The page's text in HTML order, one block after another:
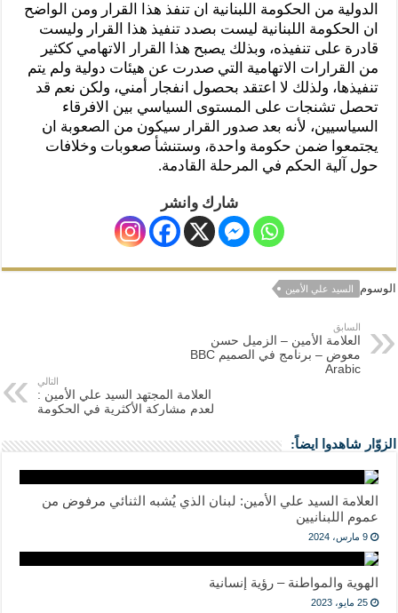
الدولية من الحكومة اللبنانية ان تنفذ هذا القرار ومن الواضح
ان الحكومة اللبنانية ليست بصدد تنفيذ هذا القرار وليست
قادرة على تنفيذه، وبذلك يصبح هذا القرار الاتهامي ككثير
من القرارات الاتهامية التي صدرت عن هيئات دولية ولم يتم
تنفيذها، ولذلك لا اعتقد بحصول انفجار أمني، ولكن نعم قد
تحصل تشنجات على المستوى السياسي بين الافرقاء
السياسيين، لأنه بعد صدور القرار سيكون من الصعوبة ان
يجتمعوا ضمن حكومة واحدة، وستنشأ صعوبات وخلافات
حول آلية الحكم في المرحلة القادمة.
شارك وانشر
الوسوم السيد علي الأمين
السابق
العلامة الأمين – الزميل حسن
معوض – برنامج في الصميم BBC
Arabic
التالي
العلامة المجتهد السيد علي الأمين :
لعدم مشاركة الأكثرية في الحكومة
الزوّار شاهدوا ايضاً:
العلامة السيد علي الأمين: لبنان الذي يُشبه الثنائي مرفوض من
عموم اللبنانيين
9 مارس، 2024
الهوية والمواطنة – رؤية إنسانية
25 مايو، 2023